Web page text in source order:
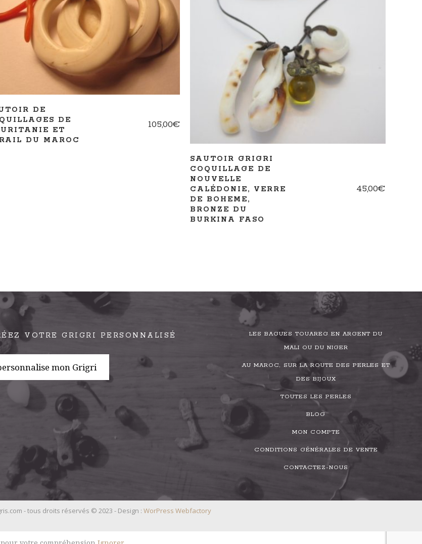
AJOUTER AU PANIER
DE
DE
ET
DU MAROC
105,00€
AJOUTER AU PANIER
SAUTOIR GRIGRI
COQUILLAGE DE
NOUVELLE
CALÉDONIE, VERRE
DE BOHEME,
BRONZE DU
BURKINA FASO
45,00€
VOTRE GRIGRI PERSONNALISÉ
mon Grigri
LES BAGUES TOUAREG EN ARGENT DU
MALI OU DU NIGER
AU MAROC, SUR LA ROUTE DES PERLES ET
DES BIJOUX
TOUTES LES PERLES
BLOG
MON COMPTE
CONDITIONS GÉNÉRALES DE VENTE
CONTACTEZ-NOUS
- tous droits réservés © 2023 - Design : WorPress Webfactory